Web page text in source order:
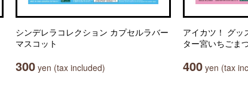
シンデレラコレクション カプセルラバー
マスコット
300 yen (tax included)
アイカツ！ グッ
ター宮いちごま
400 yen (tax